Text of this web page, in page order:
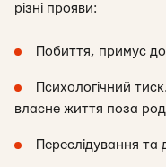
різні прояви:
Побиття, примус
Психологічний
власне життя поза
Переслідування та